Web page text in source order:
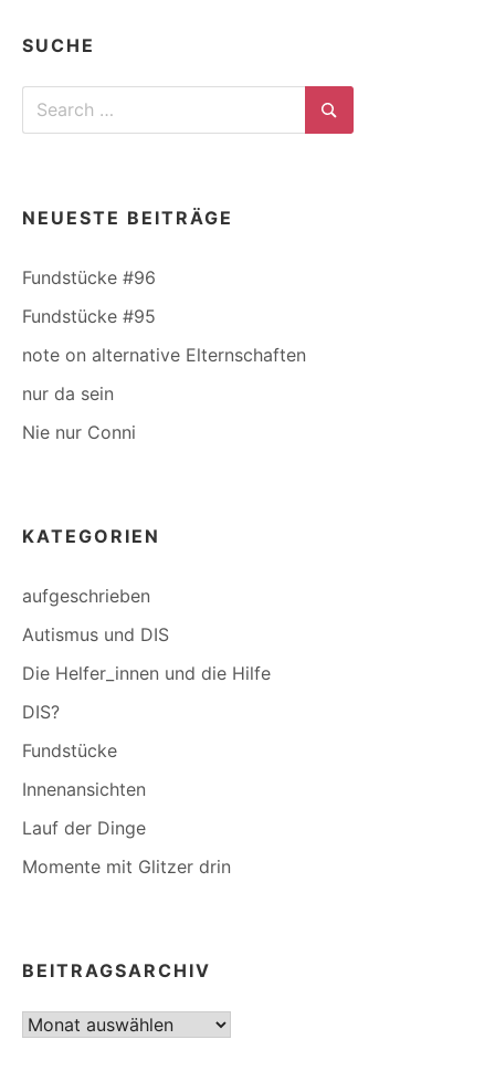
SUCHE
Search
Search
NEUESTE BEITRÄGE
Fundstücke #96
Fundstücke #95
note on alternative Elternschaften
nur da sein
Nie nur Conni
KATEGORIEN
aufgeschrieben
Autismus und DIS
Die Helfer_innen und die Hilfe
DIS?
Fundstücke
Innenansichten
Lauf der Dinge
Momente mit Glitzer drin
BEITRAGSARCHIV
Beitragsarchiv